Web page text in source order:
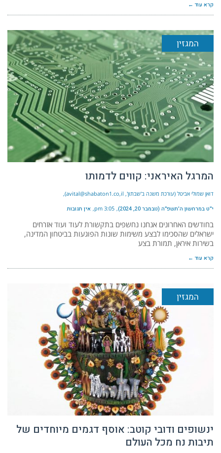
קרא עוד ←
המגזין
המרגל האיראני: קווים לדמותו
דואן שמולי אביטל (עורכת משנה ב'שבתון', avital@shabaton1.co,il)
י״ט במרחשון ה׳תשפ״ה (נובמבר 20, 2024) 3:05 pm אין תגובות
בחודשים האחרונים אנחנו נחשפים בתקשורת לעוד ועוד אזרחים
ישראלים שהסכימו לבצע משימות שונות הפוגעות בביטחון המדינה,
בשירות איראן, תמורת בצע
קרא עוד ←
המגזין
ינשופים ודובי קוטב: אוסף דגמים מיוחדים של
תיבות נח מכל העולם